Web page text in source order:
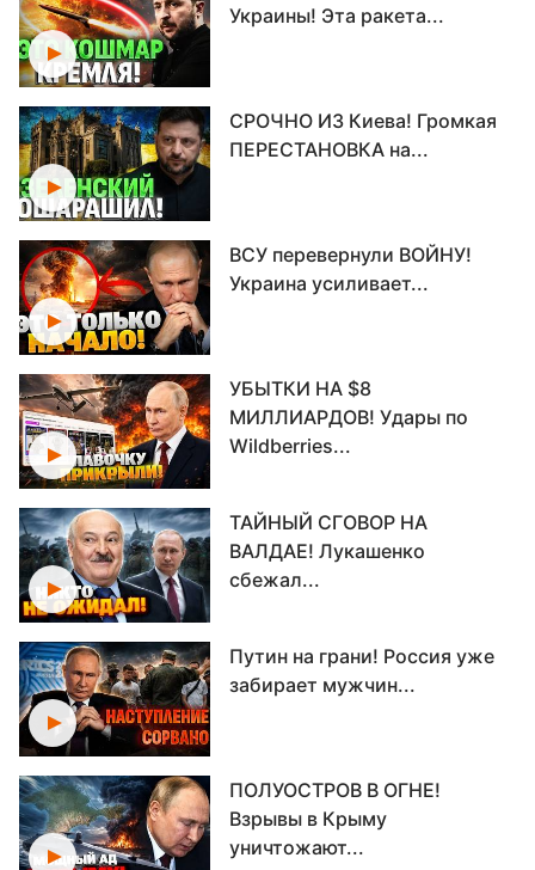
Украины! Эта ракета...
СРОЧНО ИЗ Киева! Громкая
ПЕРЕСТАНОВКА на...
ВСУ перевернули ВОЙНУ!
Украина усиливает...
УБЫТКИ НА $8
МИЛЛИАРДОВ! Удары по
Wildberries...
ТАЙНЫЙ СГОВОР НА
ВАЛДАЕ! Лукашенко
сбежал...
Путин на грани! Россия уже
забирает мужчин...
ПОЛУОСТРОВ В ОГНЕ!
Взрывы в Крыму
уничтожают...